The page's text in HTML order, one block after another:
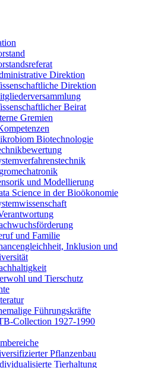
Direktion
Direktion
Beirat
Gremien
Biotechnologie
und Modellierung
Science in der Bioökonomie
und Familie
Inklusion und
und Tierschutz
Führungskräfte
Collection 1927-1990
Pflanzenbau
Tierhaltung